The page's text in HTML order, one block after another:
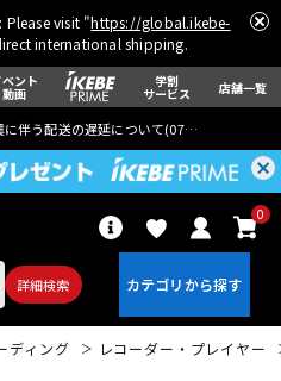
Please visit "https://global.ikebe-
international shipping.
ント
動画
学割
サービス 店舗一覧
に伴う配送の遅延について(07月29日
詳細検索
0
ディング レコーダー・プレイヤー